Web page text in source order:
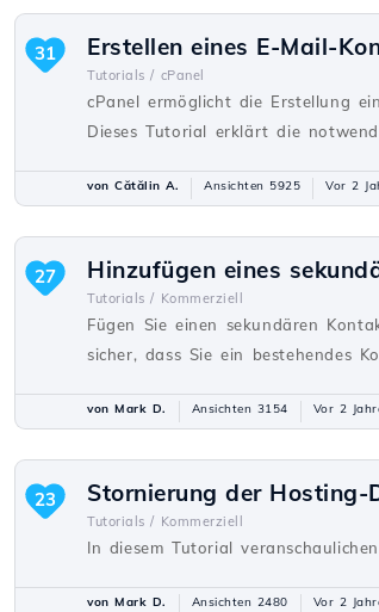
Erstellen eines E-Mail-
Tutorials / cPanel
cPanel ermöglicht die Erstellung
Dieses Tutorial erklärt die
31
von Cătălin A. Ansichten 5925 Vor 2
Hinzufügen eines
Tutorials / Kommerziell
Fügen Sie einen sekundären
sicher, dass Sie ein bestehendes
27
von Mark D. Ansichten 3154 Vor 2
Stornierung der Hosting-
Tutorials / Kommerziell
In diesem Tutorial
23
von Mark D. Ansichten 2480 Vor 2